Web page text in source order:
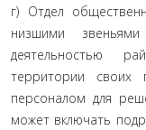
г) Отдел
низшими
деятельностью
территории своих
персоналом для
может включать